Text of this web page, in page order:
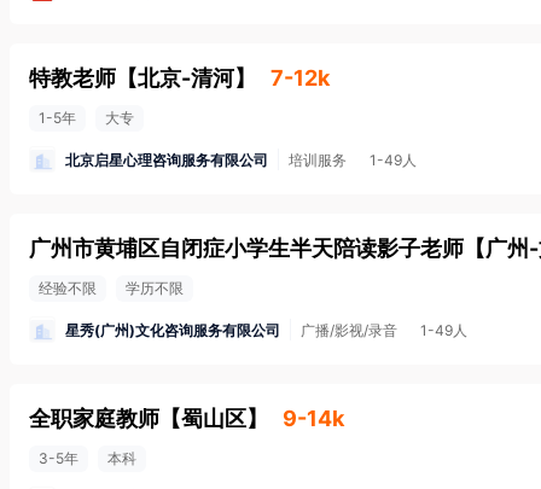
特教老师 【北京-清河】 7-12k
1-5年 大专
北京启星心理咨询服务有限公司 培训服务 1-49人
广州市黄埔区自闭症小学生半天陪读影子老师 【广州
经验不限 学历不限
星秀(广州)文化咨询服务有限公司 广播/影视/录音 1-49人
全职家庭教师 【蜀山区】 9-14k
3-5年 本科